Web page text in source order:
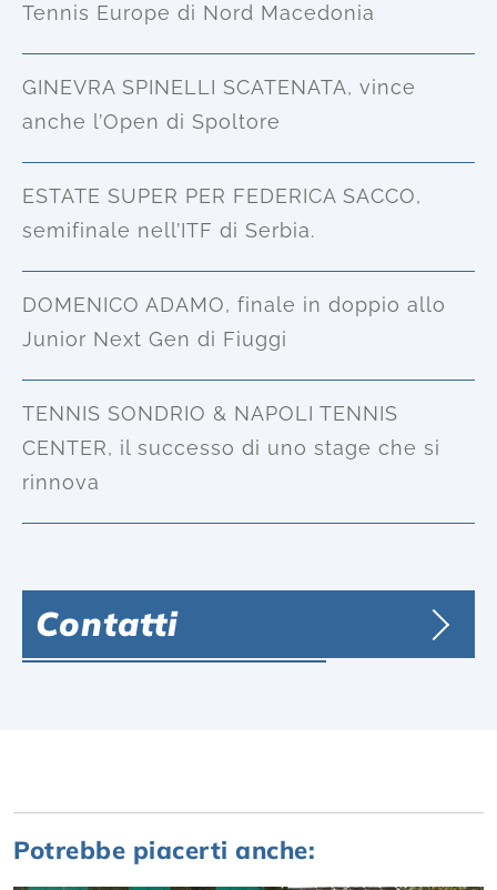
Tennis Europe di Nord Macedonia
GINEVRA SPINELLI SCATENATA, vince
anche l’Open di Spoltore
ESTATE SUPER PER FEDERICA SACCO,
semifinale nell’ITF di Serbia.
DOMENICO ADAMO, finale in doppio allo
Junior Next Gen di Fiuggi
TENNIS SONDRIO & NAPOLI TENNIS
CENTER, il successo di uno stage che si
rinnova
Contatti
Potrebbe piacerti anche: